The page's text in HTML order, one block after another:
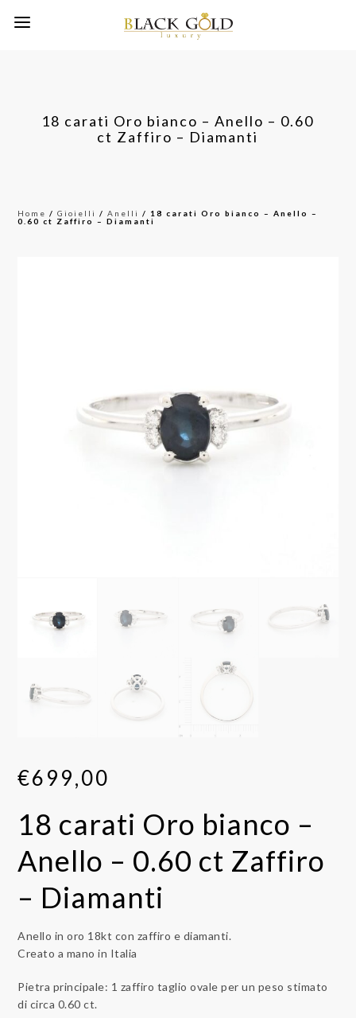
18 carati Oro bianco – Anello – 0.60
ct Zaffiro – Diamanti
Home /Gioielli /Anelli / 18 carati Oro bianco – Anello –
0.60 ct Zaffiro – Diamanti
€699,00
18 carati Oro bianco –
Anello – 0.60 ct Zaffiro
– Diamanti
Anello in oro 18kt con zaffiro e diamanti.
Creato a mano in Italia
Pietra principale: 1 zaffiro taglio ovale per un peso stimato
di circa 0.60 ct.